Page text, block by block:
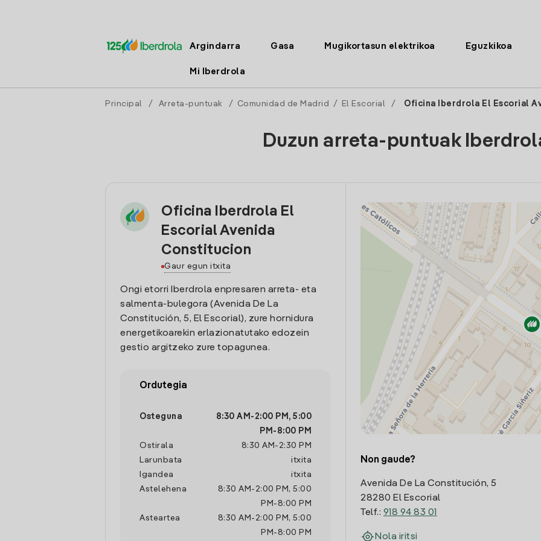
Argindarra Gasa Mugikortasun elektrikoa Eguzkikoa
Mi Iberdrola
Principal / Arreta-puntuak / Comunidad de Madrid / El Escorial / Oficina Iberdrola El Escorial
Duzun arreta-puntuak
Oficina Iberdrola El
Escorial Avenida
Constitucion
Gaur egun itxita
Ongi etorri Iberdrola enpresaren arreta- eta
salmenta-bulegora (Avenida De La
Constitución, 5, El Escorial), zure hornidura
energetikoarekin erlazionatutako edozein
gestio argitzeko zure topagunea.
Ordutegia
Osteguna 8:30 AM - 2:00 PM , 5:00
PM - 8:00 PM
Ostirala
8:30 AM - 2:30 PM
Larunbata
itxita
Igandea
itxita
Astelehena
8:30 AM - 2:00 PM , 5:00
PM -8:00 PM
Asteartea
8:30 AM - 2:00 PM , 5:00
PM -8:00 PM
Non gaude?
Avenida De La Constitución, 5
28280 El Escorial
Telf.: 918 94 83 01
Nola iritsi